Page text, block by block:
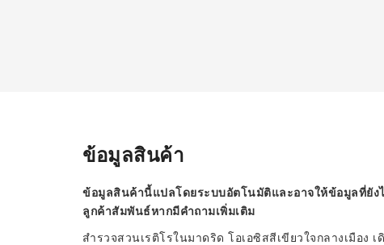
ข้อมูลสินค้า
ข้อมูลสินค้านี้แปลโดยระบบอัตโนมัติและอาจให้ข้อมูลที่ยั
ลูกค้าสัมพันธ์หากมีคำถามเพิ่มเติม
สำรวจสวนเรติโรในมาดริด โอเอซิสสีเขียวใจกลางเมือง